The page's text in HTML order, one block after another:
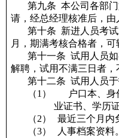
第九条 本公司各部
请，经总经理核准后，
第十条 新进人员考
月，期满考核合格者，
第十一条 试用人员
解聘，试用不满三日者，
第十二条 试用人员
（1）
户口本、
业证书、学历
（2）
最近三个月内
（3）
人事档案资料